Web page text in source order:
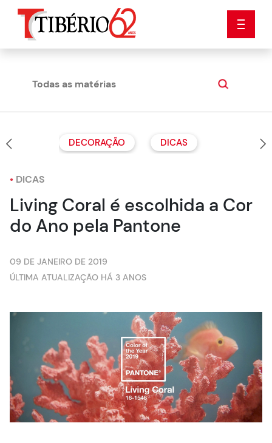
Todas as matérias Dicas
DECORAÇÃO DICAS
• DICAS
Living Coral é escolhida a Cor
do Ano pela Pantone
09 DE JANEIRO DE 2019
ÚLTIMA ATUALIZAÇÃO HÁ 3 ANOS